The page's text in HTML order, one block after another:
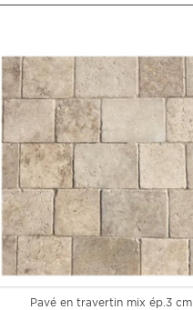
Pavé en travertin mix ép.3 cm